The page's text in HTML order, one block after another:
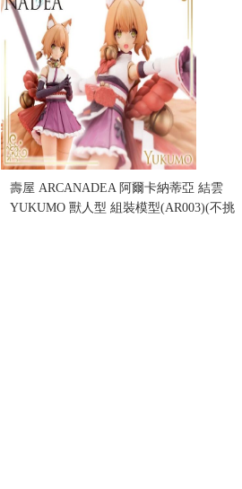
壽屋 ARCANADEA 阿爾卡納蒂亞 結雲
YUKUMO 獸人型 組裝模型(AR003)(不挑